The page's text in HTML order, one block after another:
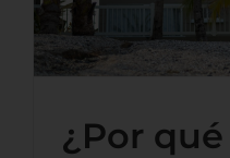
¿Por